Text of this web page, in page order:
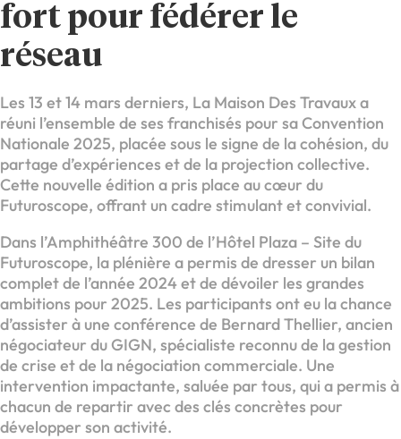
fort pour fédérer le
réseau
Les 13 et 14 mars derniers, La Maison Des Travaux a
réuni l’ensemble de ses franchisés pour sa Convention
Nationale 2025, placée sous le signe de la cohésion, du
partage d’expériences et de la projection collective.
Cette nouvelle édition a pris place au cœur du
Futuroscope, offrant un cadre stimulant et convivial.
Dans l’Amphithéâtre 300 de l’Hôtel Plaza – Site du
Futuroscope, la plénière a permis de dresser un bilan
complet de l’année 2024 et de dévoiler les grandes
ambitions pour 2025. Les participants ont eu la chance
d’assister à une conférence de Bernard Thellier, ancien
négociateur du GIGN, spécialiste reconnu de la gestion
de crise et de la négociation commerciale. Une
intervention impactante, saluée par tous, qui a permis à
chacun de repartir avec des clés concrètes pour
développer son activité.